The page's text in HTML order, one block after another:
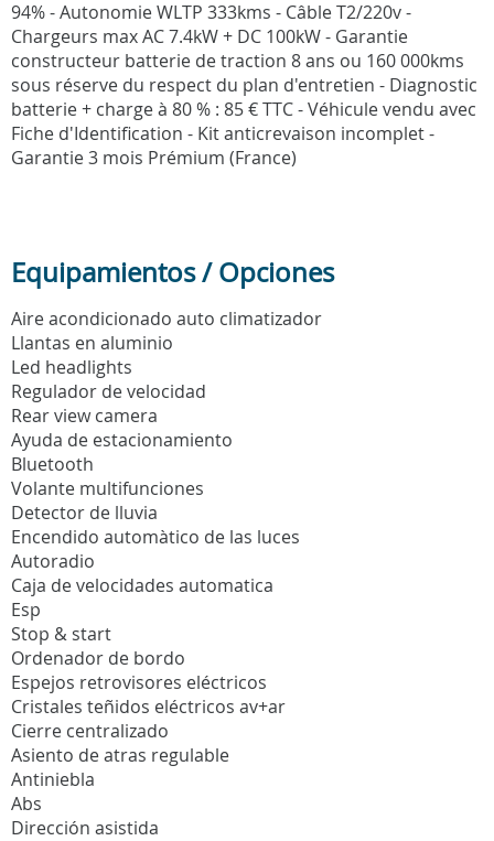
94% - Autonomie WLTP 333kms - Câble T2/220v -
Chargeurs max AC 7.4kW + DC 100kW - Garantie
constructeur batterie de traction 8 ans ou 160 000kms
sous réserve du respect du plan d'entretien - Diagnostic
batterie + charge à 80 % : 85 € TTC - Véhicule vendu avec
Fiche d'Identification - Kit anticrevaison incomplet -
Garantie 3 mois Prémium (France)
Equipamientos / Opciones
Aire acondicionado auto climatizador
Llantas en aluminio
Led headlights
Regulador de velocidad
Rear view camera
Ayuda de estacionamiento
Bluetooth
Volante multifunciones
Detector de lluvia
Encendido automàtico de las luces
Autoradio
Caja de velocidades automatica
Esp
Stop & start
Ordenador de bordo
Espejos retrovisores eléctricos
Cristales teñidos eléctricos av+ar
Cierre centralizado
Asiento de atras regulable
Antiniebla
Abs
Dirección asistida